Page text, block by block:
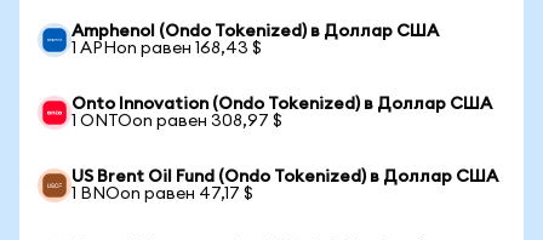
Amphenol (Ondo Tokenized) в Доллар США
1 APHon равен 168,43 $
Onto Innovation (Ondo Tokenized) в Доллар США
1 ONTOon равен 308,97 $
US Brent Oil Fund (Ondo Tokenized) в Доллар США
1 BNOon равен 47,17 $